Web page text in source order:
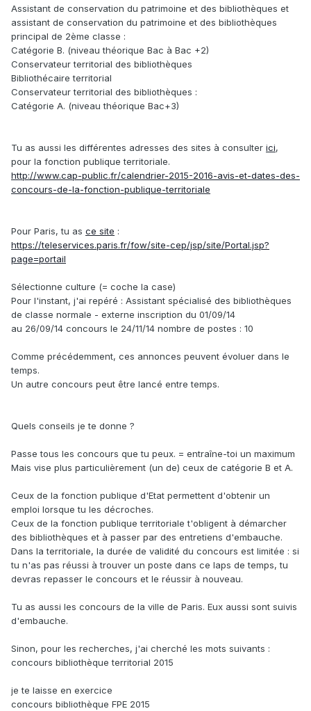
Assistant de conservation du patrimoine et des bibliothèques et
assistant de conservation du patrimoine et des bibliothèques
principal de 2ème classe :
Catégorie B. (niveau théorique Bac à Bac +2)
Conservateur territorial des bibliothèques
Bibliothécaire territorial
Conservateur territorial des bibliothèques :
Catégorie A. (niveau théorique Bac+3)
Tu as aussi les différentes adresses des sites à consulter ici,
pour la fonction publique territoriale.
http://www.cap-public.fr/calendrier-2015-2016-avis-et-dates-des-
concours-de-la-fonction-publique-territoriale
Pour Paris, tu as ce site :
https://teleservices.paris.fr/fow/site-cep/jsp/site/Portal.jsp?
page=portail
Sélectionne culture (= coche la case)
Pour l'instant, j'ai repéré : Assistant spécialisé des bibliothèques
de classe normale - externe inscription du 01/09/14
au 26/09/14 concours le 24/11/14 nombre de postes : 10
Comme précédemment, ces annonces peuvent évoluer dans le
temps.
Un autre concours peut être lancé entre temps.
Quels conseils je te donne ?
Passe tous les concours que tu peux. = entraîne-toi un maximum
Mais vise plus particulièrement (un de) ceux de catégorie B et A.
Ceux de la fonction publique d'Etat permettent d'obtenir un
emploi lorsque tu les décroches.
Ceux de la fonction publique territoriale t'obligent à démarcher
des bibliothèques et à passer par des entretiens d'embauche.
Dans la territoriale, la durée de validité du concours est limitée : si
tu n'as pas réussi à trouver un poste dans ce laps de temps, tu
devras repasser le concours et le réussir à nouveau.
Tu as aussi les concours de la ville de Paris. Eux aussi sont suivis
d'embauche.
Sinon, pour les recherches, j'ai cherché les mots suivants :
concours bibliothèque territorial 2015
je te laisse en exercice
concours bibliothèque FPE 2015